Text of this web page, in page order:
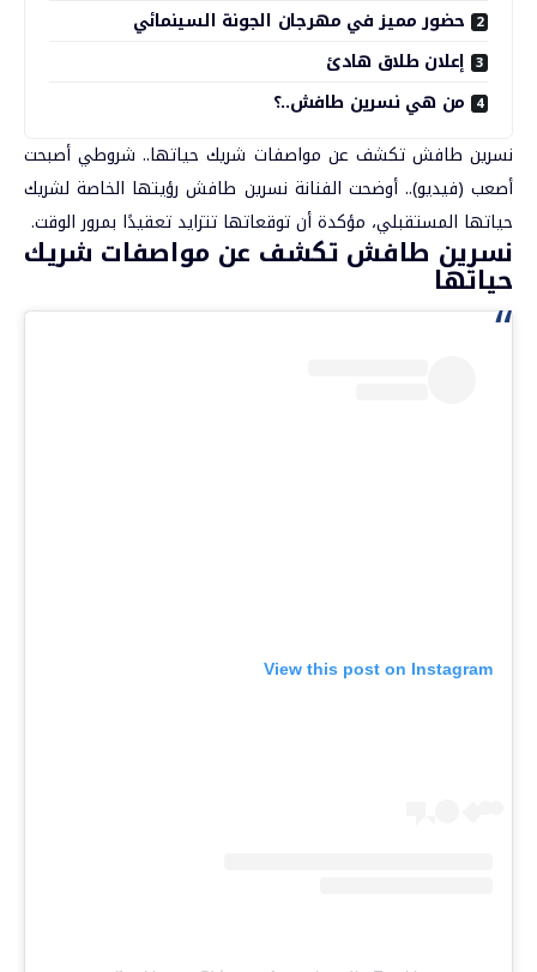
حضور مميز في مهرجان الجونة السينمائي
إعلان طلاق هادئ
من هي نسرين طافش..؟
نسرين طافش تكشف عن مواصفات شريك حياتها.. شروطي أصبحت
أصعب (فيديو).. أوضحت الفنانة نسرين طافشرؤيتها الخاصة لشريك
حياتها المستقبلي، مؤكدة أن توقعاتها تتزايد تعقيدًا بمرور الوقت.
نسرين طافش تكشف عن مواصفات شريك
حياتها
View this post on Instagram